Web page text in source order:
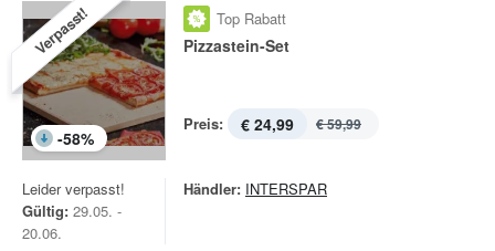
Verpasst!
-58%
Top Rabatt
Pizzastein-Set
Preis: € 24,99 € 59,99
Leider verpasst!
Gültig: 29.05. -
20.06.
Händler: INTERSPAR